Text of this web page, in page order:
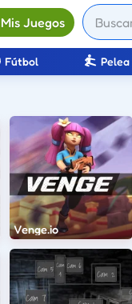
Mis Juegos
Fútbol Pelea
Venge.io